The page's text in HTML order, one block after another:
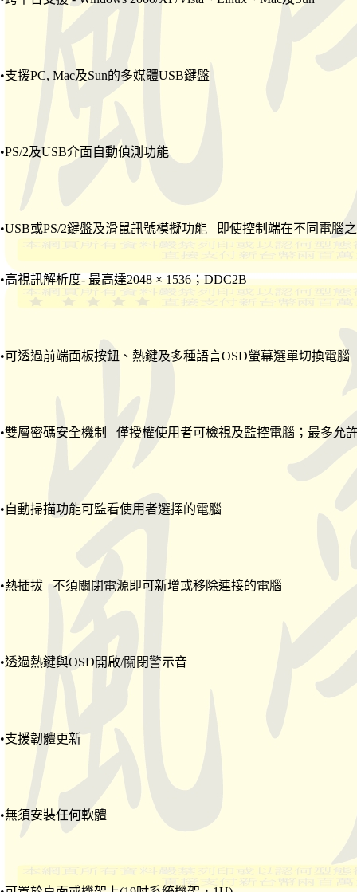
•支援PC, Mac及Sun的多媒體USB鍵盤
•PS/2及USB介面自動偵測功能
•USB或PS/2鍵盤及滑鼠訊號模擬功能– 即使控制端在不同電腦
•高視訊解析度- 最高達2048 × 1536；DDC2B
•可透過前端面板按鈕、熱鍵及多種語言OSD螢幕選單切換電腦
•雙層密碼安全機制– 僅授權使用者可檢視及監控電腦；最多允
•自動掃描功能可監看使用者選擇的電腦
•熱插拔– 不須關閉電源即可新增或移除連接的電腦
•透過熱鍵與OSD開啟/關閉警示音
•支援韌體更新
•無須安裝任何軟體